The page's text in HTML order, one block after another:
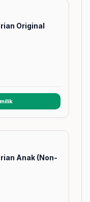
Original
tab baru)
Anak (Non-